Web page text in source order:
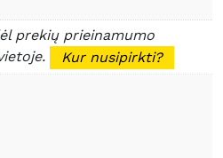
prekių prieinamumo
Kur nusipirkti?